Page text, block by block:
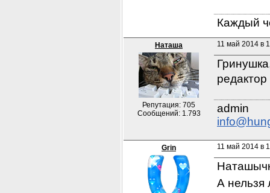
Каждый
Наташа
Репутация: 705
Сообщений: 1.793
11 май 2014 в
Grin 11 май 2014 в
А нельзя